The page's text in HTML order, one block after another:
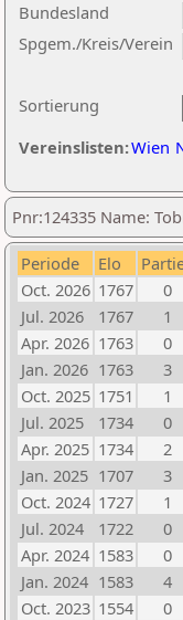
Sortierung
Bundesland
Spgem./Kreis/Verein
Vereinslisten:Wien
Pnr:124335 Name:
Periode Elo
Oct. 2026 1767 0
Jul. 2026
1767 1
Apr. 2026 1763 0
Jan. 2026 1763 3
Oct. 2025 1751 1
Jul. 2025
1734 0
Apr. 2025 1734 2
Jan. 2025 1707 3
Oct. 2024 1727 1
Jul. 2024
1722 0
Apr. 2024 1583 0
Jan. 2024 1583 4
Oct. 2023 1554 0